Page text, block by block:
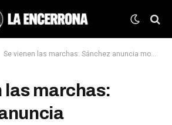
Se vienen las marchas: Sánchez anuncia movilizaciones | CENTRÍFUGOS
las marchas: